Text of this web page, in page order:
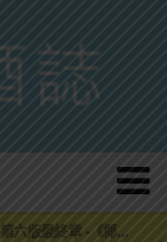
再次迎來重磅利多
麥卡倫 THE HARMONY COLLECTION 第六版最終章 -《椰風煖韻》